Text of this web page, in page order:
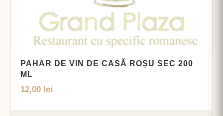
PAHAR DE VIN DE CASĂ ROȘU SEC 200
ML
12,00 lei